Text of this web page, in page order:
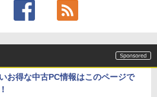
お得な中古PC情報はこのページで